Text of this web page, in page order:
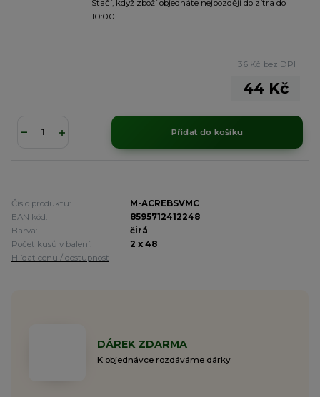
Stačí, když zboží objednáte nejpozději do zítra do
10:00
44 Kč
36 Kč bez DPH
Přidat do košíku
Číslo produktu:
M-ACREBSVMC
EAN kód:
8595712412248
Barva:
čirá
Počet kusů v balení:
2 x 48
Hlídat cenu / dostupnost
DÁREK ZDARMA
K objednávce rozdáváme dárky